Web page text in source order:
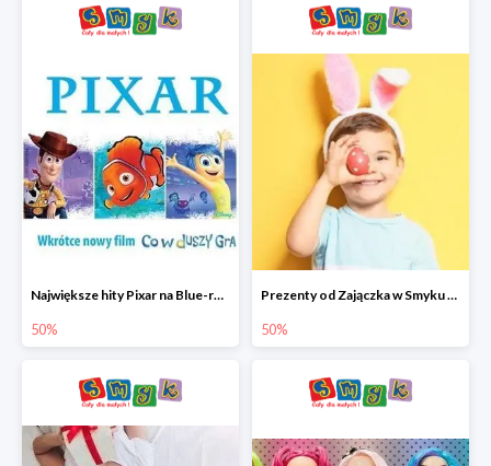
Największe hity Pixar na Blue-rey i DVD w Smyku - drugi film -50%
50%
Prezenty od Zajączka w Smyku do -50%
50%